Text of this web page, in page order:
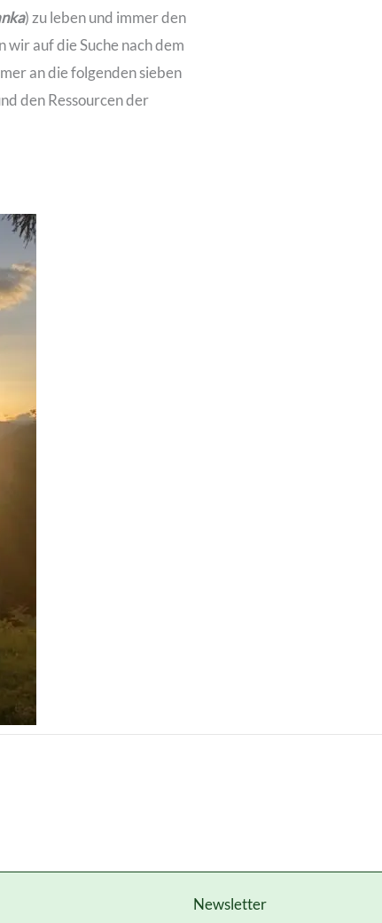
) zu leben und immer den
auf die Suche nach dem
an die folgenden sieben
den Ressourcen der
Newsletter